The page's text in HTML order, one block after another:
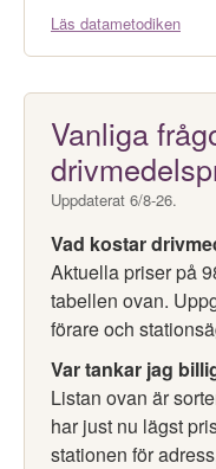
Läs datametodiken
Vanliga
Uppdaterat 6/8-26.
Vad kostar
Aktuella priser på
tabellen ovan.
förare och
Var tankar jag
Listan ovan är
har just nu lägst
stationen för